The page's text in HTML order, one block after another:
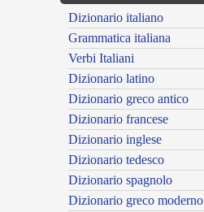
Dizionario italiano
Grammatica italiana
Verbi Italiani
Dizionario latino
Dizionario greco antico
Dizionario francese
Dizionario inglese
Dizionario tedesco
Dizionario spagnolo
Dizionario greco moderno